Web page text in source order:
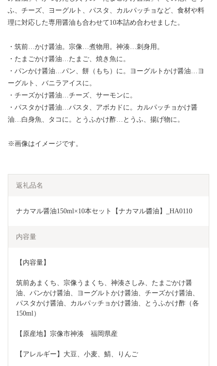
ふ、チーズ、ヨーグルト、パスタ、カルパッチョなど、食材や料
理に対応した専用醤油も合わせて10本詰め合わせました。
・筑前…かけ醤油。宗像…煮物用。神湊…刺身用。
・たまごかけ醤油…たまご、焼き魚に。
・パンかけ醤油…パン、餅（もち）に。ヨーグルトかけ醤油…ヨ
ーグルト、バニラアイスに。
・チーズかけ醤油…チーズ、サーモンに。
・パスタかけ醤油…パスタ、アボカドに。カルパッチョかけ醤
油…白身魚、タコに。とうふかけ酢…とうふ、揚げ物に。
※画像はイメージです。
返礼品名
ナカマル醤油150ml×10本セット【ナカマル醬油】_HA0110
内容量
【内容量】
筑前あまくち、宗像うまくち、神湊さしみ、たまごかけ醤
油、パンかけ醤油、ヨーグルトかけ醤油、チーズかけ醤油、
パスタかけ醤油、カルパッチョかけ醤油、とうふかけ酢（各
150ml）
【原産地】宗像市神湊　福岡県産
【アレルギー】大豆、小麦、鯖、りんご